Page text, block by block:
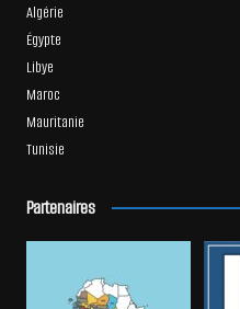
Algérie
Égypte
Libye
Maroc
Mauritanie
Tunisie
Partenaires